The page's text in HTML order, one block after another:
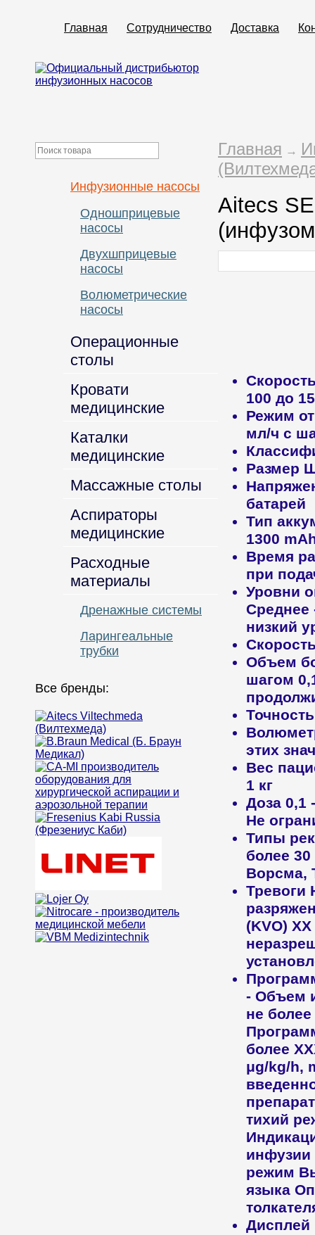
Главная Сотрудничество Доставка
Главная →
Aitecs
100 до
Режим
мл/ч с
Размер
батарей
Тип
1300
Время
при
Уровни
Среднее
низкий
Объем
шагом
Точность
этих
Вес
1 кг
Доза 0,1
Не
Типы
более
Ворсма,
Тревоги
(KVO)
- Объем
не
более
μg/kg/h,
тихий
инфузии
режим
языка
Дисплей
Инфузионные насосы
Одношприцевые
насосы
Двухшприцевые
насосы
Волюметрические
насосы
Операционные
столы
Кровати
медицинские
Каталки
медицинские
Массажные столы
Аспираторы
медицинские
Расходные
материалы
Дренажные системы
Ларингеальные
трубки
Все бренды: